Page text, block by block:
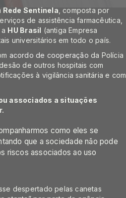
Rede Sentinela , composta por
de assistência farmacêutica,
HU Brasil (antiga Empresa
universitários em todo o país.
acordo de cooperação da Polícia
de outros hospitais com
à vigilância sanitária e com
associados a situações
como eles se
que a sociedade não pode
riscos associados ao uso
despertado pelas canetas